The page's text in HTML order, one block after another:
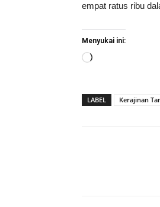
empat ratus ribu
Menyukai ini:
Memuat...
LABEL Kerajinan